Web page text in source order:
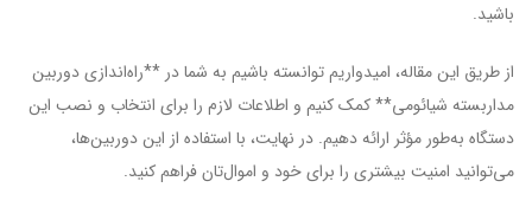
باشید.
از طریق این مقاله، امیدواریم توانسته باشیم به شما در **راه‌اندازی دوربین
مداربسته شیائومی** کمک کنیم و اطلاعات لازم را برای انتخاب و نصب این
دستگاه به‌طور مؤثر ارائه دهیم. در نهایت، با استفاده از این دوربین‌ها،
می‌توانید امنیت بیشتری را برای خود و اموال‌تان فراهم کنید.